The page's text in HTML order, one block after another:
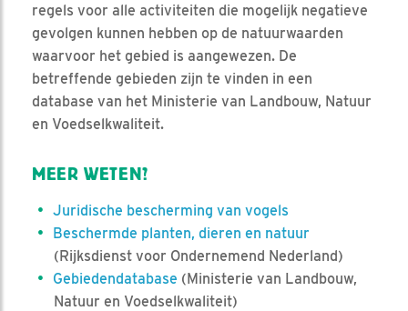
regels voor alle activiteiten die mogelijk negatieve
gevolgen kunnen hebben op de natuurwaarden
waarvoor het gebied is aangewezen. De
betreffende gebieden zijn te vinden in een
database van het Ministerie van Landbouw, Natuur
en Voedselkwaliteit.
MEER WETEN?
Juridische bescherming van vogels
Beschermde planten, dieren en natuur
(Rijksdienst voor Ondernemend Nederland)
Gebiedendatabase (Ministerie van Landbouw,
Natuur en Voedselkwaliteit)